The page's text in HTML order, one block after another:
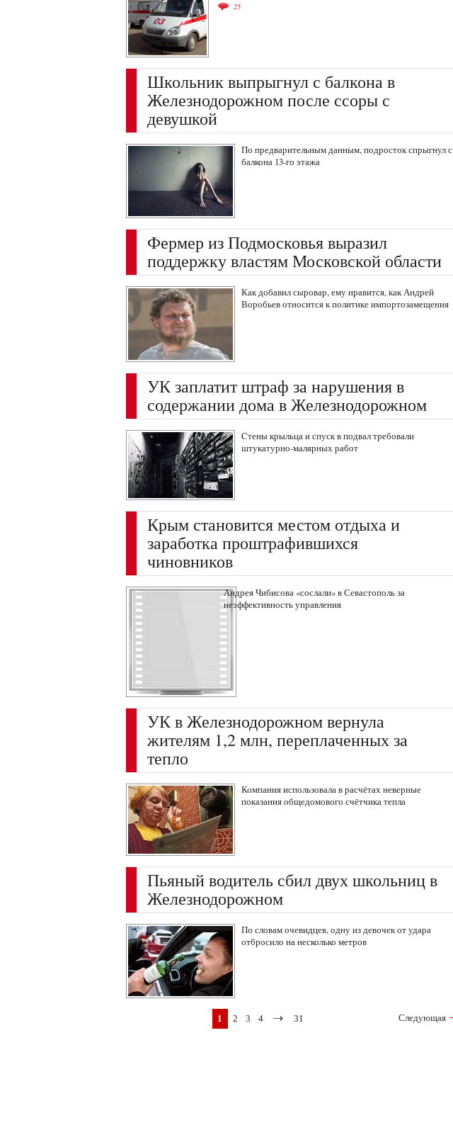
25
Школьник выпрыгнул с балкона в
Железнодорожном после ссоры с
девушкой
По предварительным данным, подросток спрыгнул с
балкона 13-го этажа
Фермер из Подмосковья выразил
поддержку властям Московской области
Как добавил сыровар, ему нравится, как Андрей
Воробьев относится к политике импортозамещения
УК заплатит штраф за нарушения в
содержании дома в Железнодорожном
Cтены крыльца и спуск в подвал требовали
штукатурно-малярных работ
Крым становится местом отдыха и
заработка проштрафившихся
чиновников
Андрея Чибисова «сослали» в Севастополь за
неэффективность управления
УК в Железнодорожном вернула
жителям 1,2 млн, переплаченных за
тепло
Компания использовала в расчётах неверные
показания общедомового счётчика тепла
Пьяный водитель сбил двух школьниц в
Железнодорожном
По словам очевидцев, одну из девочек от удара
отбросило на несколько метров
Следующая
1 2 3 4 31